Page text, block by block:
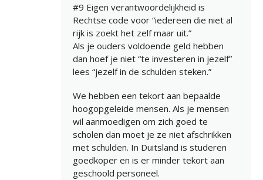
#9 Eigen verantwoordelijkheid is
Rechtse code voor “iedereen die niet al
rijk is zoekt het zelf maar uit.”
Als je ouders voldoende geld hebben
dan hoef je niet “te investeren in jezelf”
lees “jezelf in de schulden steken.”
We hebben een tekort aan bepaalde
hoogopgeleide mensen. Als je mensen
wil aanmoedigen om zich goed te
scholen dan moet je ze niet afschrikken
met schulden. In Duitsland is studeren
goedkoper en is er minder tekort aan
geschoold personeel.